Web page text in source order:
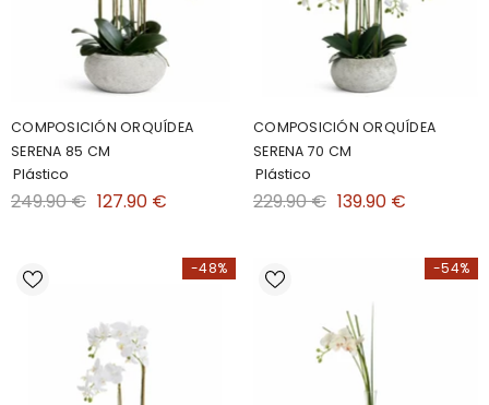
COMPOSICIÓN ORQUÍDEA
SERENA 85 CM
Plástico
249.90 € 127.90 €
COMPOSICIÓN ORQUÍDEA
SERENA 70 CM
Plástico
229.90 € 139.90 €
-48% -54%